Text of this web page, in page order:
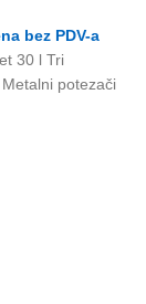
bez PDV-a
30 l Tri
potezači